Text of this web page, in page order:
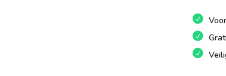
Japanse
eilanden
aantal